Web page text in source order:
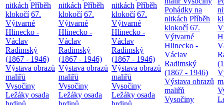
nitkách Příběh
klokočí 67.
Výtvarné
Hlinecko -
Václav
Radimský
(1867 - 1946)
Výstava obrazů
maliřů
Vysočiny
Ležáky osada
nitkách Příběh
klokočí 67.
Výtvarné
Hlinecko -
Václav
Radimský
(1867 - 1946)
Výstava obrazů
maliřů
Vysočiny
Ležáky osada
nitkách Příběh
klokočí 67.
Výtvarné
Hlinecko -
Václav
Radimský
(1867 - 1946)
Výstava obrazů
maliřů
Vysočiny
Ležáky osada
Pohádky na
nitkách Příběh
klokočí 67.
Výtvarné
Hlinecko -
Václav
Radimský
(1867 - 1946)
Výstava obrazů
maliřů
Vysočiny